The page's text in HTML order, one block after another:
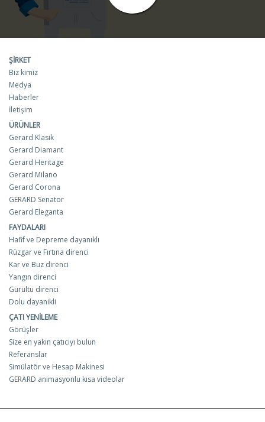
ŞIRKET
Biz kimiz
Medya
Haberler
İletişim
ÜRÜNLER
Gerard Klasik
Gerard Diamant
Gerard Heritage
Gerard Milano
Gerard Corona
GERARD Senator
Gerard Eleganta
FAYDALARI
Hafif ve Depreme dayanıklı
Rüzgar ve Fırtına direnci
Kar ve Buz direnci
Yangın direnci
Gürültü direnci
Dolu dayanikli
ÇATI YENILEME
Görüşler
Size en yakın çatıcıyı bulun
Referanslar
Simülatör ve Hesap Makinesi
GERARD animasyonlu kısa videolar